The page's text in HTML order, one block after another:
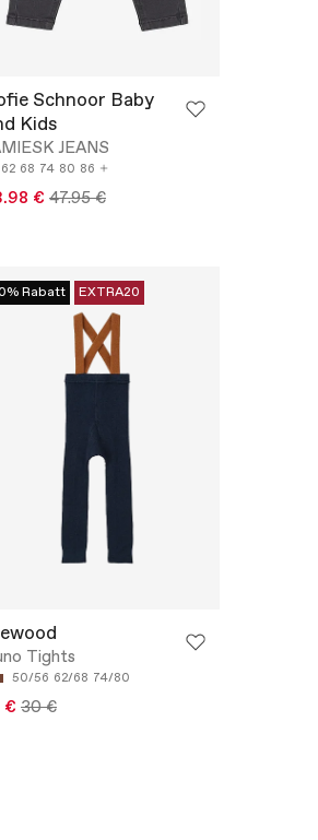
Schnoor Baby
Kids
JEANS
62 68 74 80 86
€ 47.95 €
Rabatt EXTRA20
Tights
50/56 62/68 74/80
€ 30 €